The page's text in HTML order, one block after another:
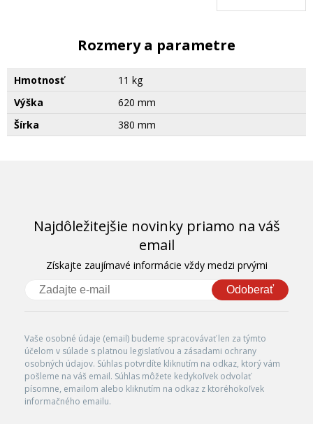
Rozmery a parametre
Hmotnosť
11 kg
Výška
620 mm
Šírka
380 mm
Najdôležitejšie novinky priamo na váš
email
Získajte zaujímavé informácie vždy medzi prvými
Odoberať
Vaše osobné údaje (email) budeme spracovávať len za týmto
účelom v súlade s platnou legislatívou a zásadami ochrany
osobných údajov. Súhlas potvrdíte kliknutím na odkaz, ktorý vám
pošleme na váš email. Súhlas môžete kedykoľvek odvolať
písomne, emailom alebo kliknutím na odkaz z ktoréhokoľvek
informačného emailu.